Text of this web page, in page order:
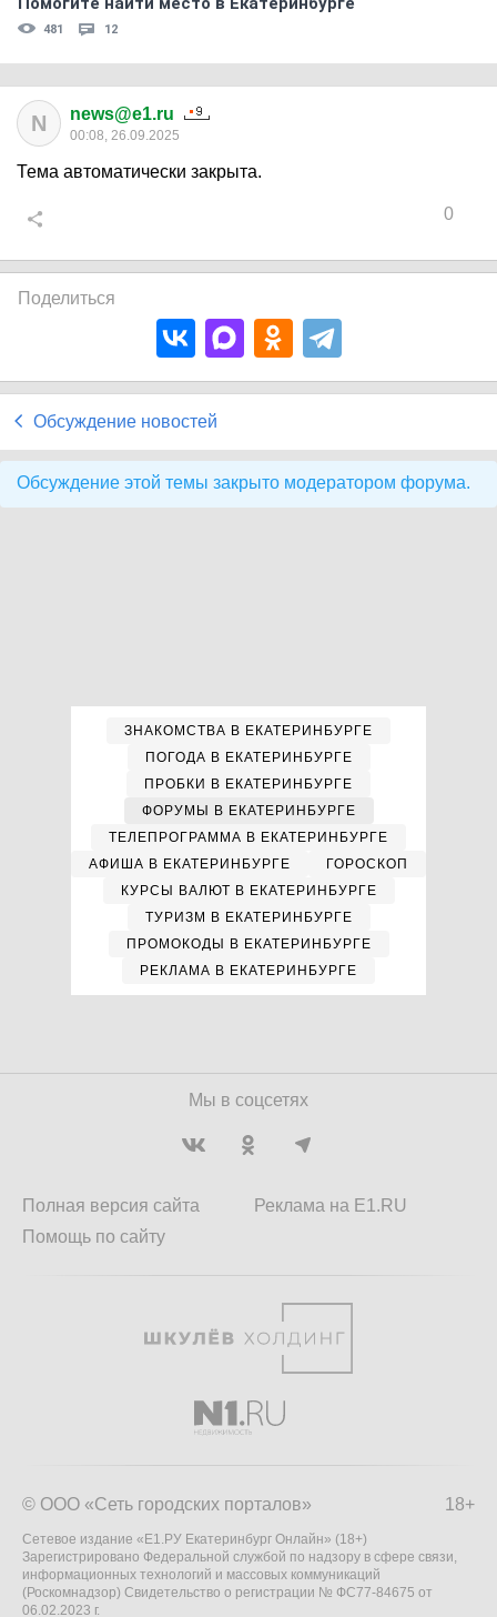
481 12
N news@e1.ru
00:08, 26.09.2025
Тема автоматически закрыта.
0
Поделиться
Обсуждение новостей
Обсуждение этой темы закрыто модератором форума.
ЗНАКОМСТВА В ЕКАТЕРИНБУРГЕ
ПОГОДА В ЕКАТЕРИНБУРГЕ
ПРОБКИ В ЕКАТЕРИНБУРГЕ
ФОРУМЫ В ЕКАТЕРИНБУРГЕ
ТЕЛЕПРОГРАММА В ЕКАТЕРИНБУРГЕ
АФИША В ЕКАТЕРИНБУРГЕ
ГОРОСКОП
КУРСЫ ВАЛЮТ В ЕКАТЕРИНБУРГЕ
ТУРИЗМ В ЕКАТЕРИНБУРГЕ
ПРОМОКОДЫ В ЕКАТЕРИНБУРГЕ
РЕКЛАМА В ЕКАТЕРИНБУРГЕ
Мы в соцсетях
Полная версия сайта
Помощь по сайту
Реклама на E1.RU
18+
© ООО «Сеть городских порталов»
Сетевое издание «Е1.РУ Екатеринбург Онлайн» (18+)
Зарегистрировано Федеральной службой по надзору в сфере связи,
информационных технологий и массовых коммуникаций
(Роскомнадзор) Свидетельство о регистрации № ФС77-84675 от
06.02.2023 г.